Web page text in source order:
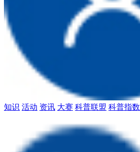
知识 活动 资讯 大赛 科普联盟 科普指数